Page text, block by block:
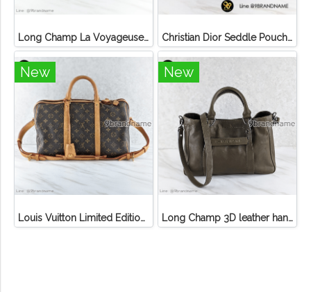
Long Champ La Voyageuse Bag Leather Christian Dior Seddle Pouch Accessory Hand Bag
New
Louis Vuitton Limited Edition Monogram Canvas Sofia Coppola SC Bag
New
Long Champ 3D leather handbag